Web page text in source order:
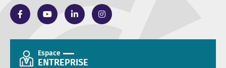
Espace
ENTREPRISE